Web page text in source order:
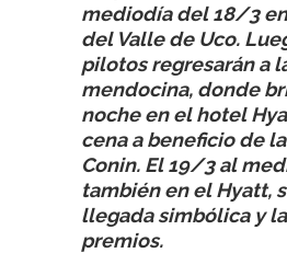
mediodía del 18/3
del Valle de Uco.
pilotos regresarán a
mendocina, donde
noche en el hotel
cena a beneficio de
Conin. El 19/3 al
también en el Hyatt,
llegada simbólica y
premios.